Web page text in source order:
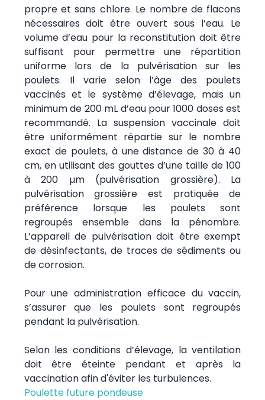
propre et sans chlore. Le nombre de flacons
nécessaires doit être ouvert sous l’eau. Le
volume d’eau pour la reconstitution doit être
suffisant pour permettre une répartition
uniforme lors de la pulvérisation sur les
poulets. Il varie selon l’âge des poulets
vaccinés et le système d’élevage, mais un
minimum de 200 mL d’eau pour 1000 doses est
recommandé. La suspension vaccinale doit
être uniformément répartie sur le nombre
exact de poulets, à une distance de 30 à 40
cm, en utilisant des gouttes d’une taille de 100
à 200 µm (pulvérisation grossière). La
pulvérisation grossière est pratiquée de
préférence lorsque les poulets sont
regroupés ensemble dans la pénombre.
L’appareil de pulvérisation doit être exempt
de désinfectants, de traces de sédiments ou
de corrosion.
Pour une administration efficace du vaccin,
s’assurer que les poulets sont regroupés
pendant la pulvérisation.
Selon les conditions d’élevage, la ventilation
doit être éteinte pendant et après la
vaccination afin d'éviter les turbulences.
Poulette future pondeuse